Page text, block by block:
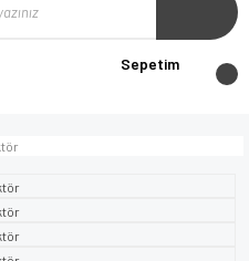
Sepetim